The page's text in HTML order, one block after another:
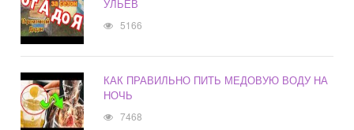
УЛЬЕВ
5166
КАК ПРАВИЛЬНО ПИТЬ МЕДОВУЮ ВОДУ НА
НОЧЬ
7468